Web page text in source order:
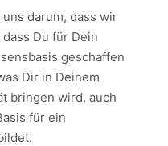
darum, dass wir
Du für Dein
geschaffen
Dir in Deinem
bringen wird, auch
für ein